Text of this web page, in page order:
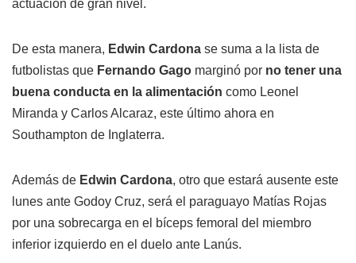
actuación de gran nivel.
De esta manera, Edwin Cardona se suma a la lista de
futbolistas que Fernando Gago marginó por no tener una
buena conducta en la alimentación como Leonel
Miranda y Carlos Alcaraz, este último ahora en
Southampton de Inglaterra.
Además de Edwin Cardona, otro que estará ausente este
lunes ante Godoy Cruz, será el paraguayo Matías Rojas
por una sobrecarga en el bíceps femoral del miembro
inferior izquierdo en el duelo ante Lanús.